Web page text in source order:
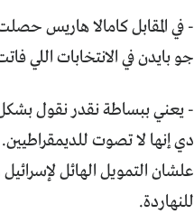
جو بايدن في الانتخابات اللي فاتت، وده معناه خسارة 15 مليون
- يعني ببساطة نقدر نقول
دي إنها لا تصوت
للنهاردة.